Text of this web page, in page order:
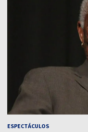
ESPECTÁCULOS